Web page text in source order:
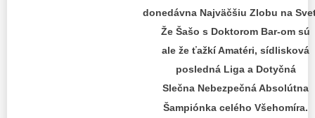
donedávna Najväčšiu Zlobu na
Že Šašo s Doktorom Bar-om sú
ale že ťažkí Amatéri, sídlisková
posledná Liga a Dotyčná
Slečna Nebezpečná Absolútna
Šampiónka celého Všehomíra.